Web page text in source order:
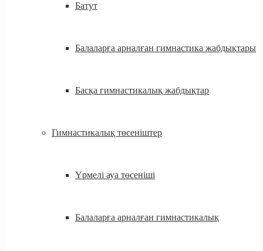
Батут
Балаларға арналған гимнастика жабдықтары
Басқа гимнастикалық жабдықтар
Гимнастикалық төсеніштер
Үрмелі ауа төсеніші
Балаларға арналған гимнастикалық